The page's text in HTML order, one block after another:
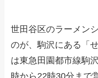
世田谷区のラーメン
のが、駒沢にある「
は東急田園都市線駒